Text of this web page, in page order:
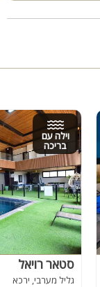
וילה עם
בריכה
סטאר רויאל
גליל מערבי, ירכא